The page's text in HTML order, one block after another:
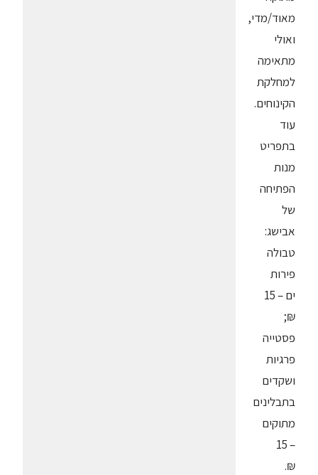
מאוד/מדי,
ואולי
מתאימה
למחלקת
הקינוחים.
עוד
בתפריט
מנות
הפתיחה
של
אבישג:
טבולה
פירות
ים – 15
₪;
פסטייה
פרגיות
ושקדים
בתבלינים
מתוקים
– 15
₪.